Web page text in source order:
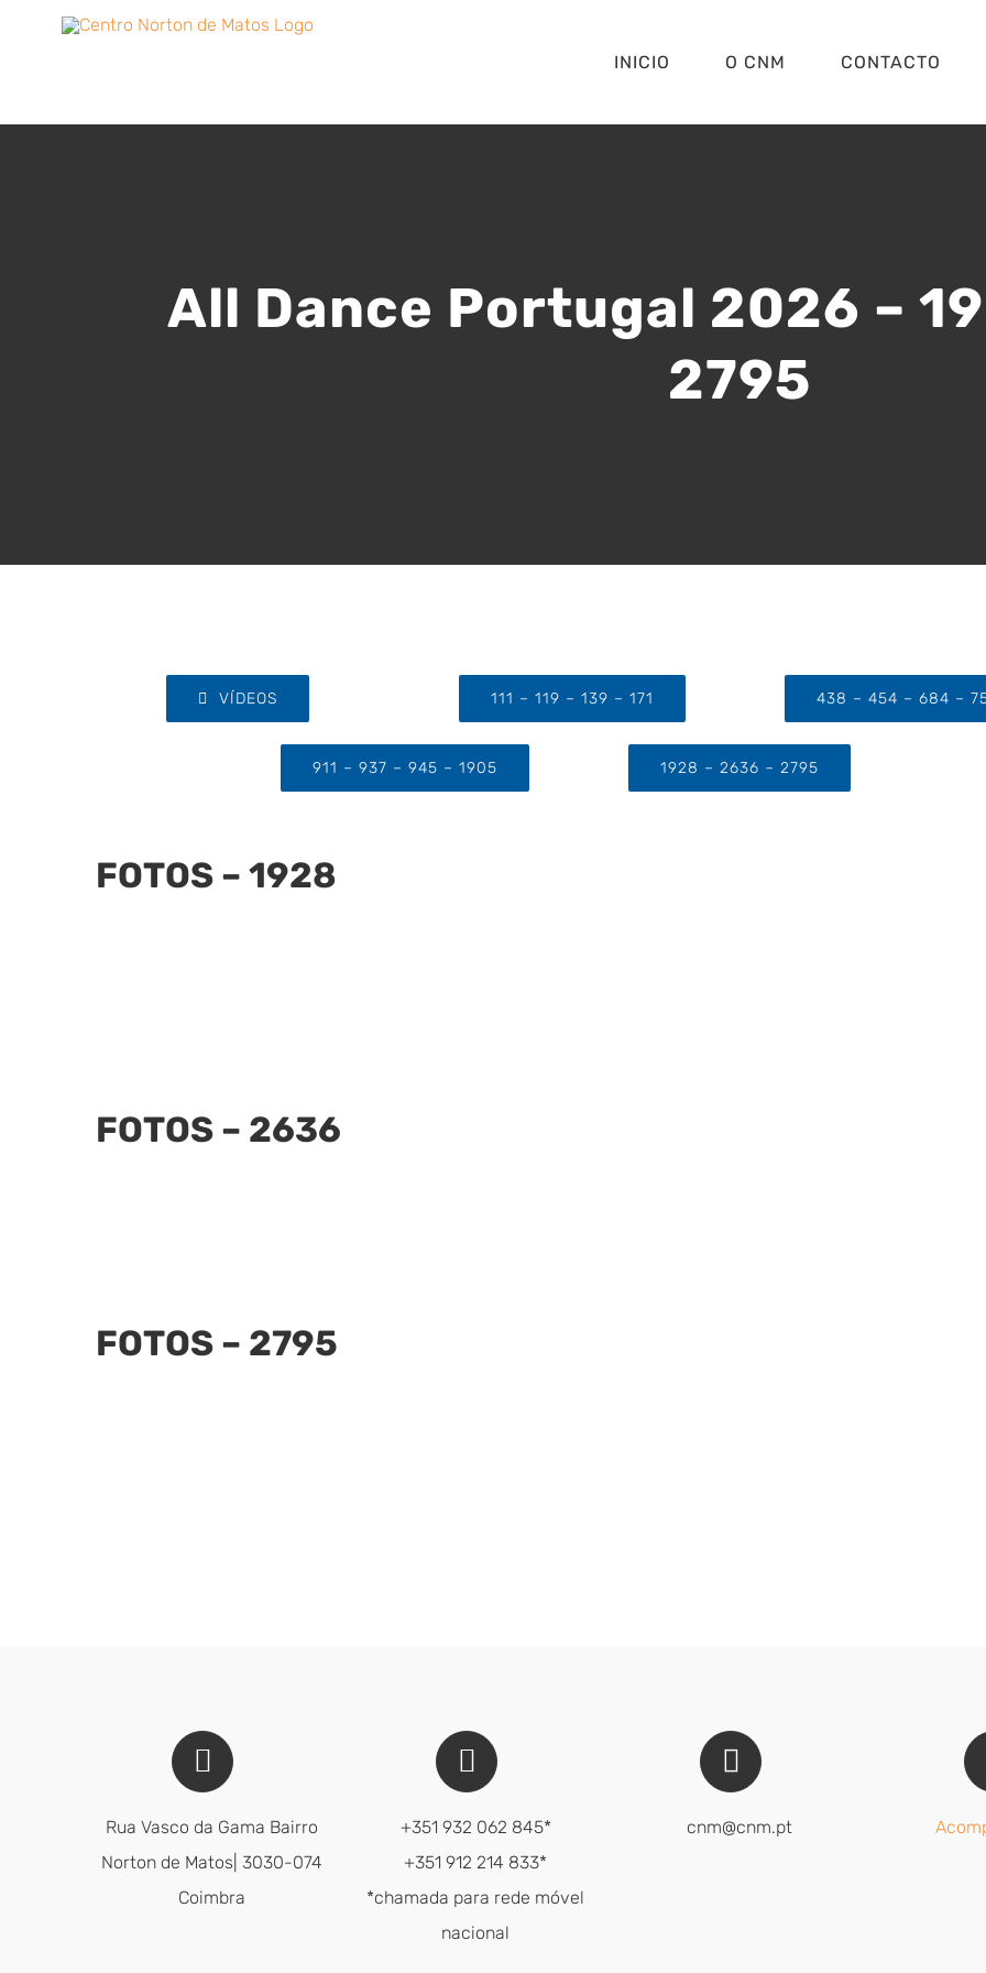
INICIO O CNM CONTACTO
All Dance Portugal 2026 –
2795
VÍDEOS 111 – 119 – 139 – 171 438 – 454 – 684 –
911 – 937 – 945 – 1905 1928 – 2636 – 2795
FOTOS – 1928
FOTOS – 2636
FOTOS – 2795
Rua Vasco da Gama Bairro
Norton de Matos| 3030-074
Coimbra
+351 932 062 845*
+351 912 214 833*
*chamada para rede móvel
nacional
cnm@cnm.pt